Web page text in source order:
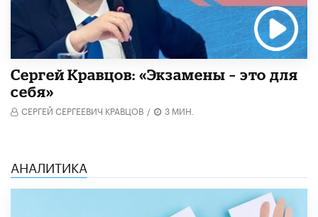
Сергей Кравцов: «Экзамены – это для
себя»
СЕРГЕЙ СЕРГЕЕВИЧ КРАВЦОВ / 3 МИН.
АНАЛИТИКА